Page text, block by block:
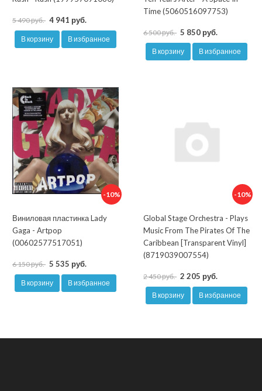
5 490 руб. 4 941 руб.
В корзину В избранное
Time (5060516097753)
6 500 руб. 5 850 руб.
В корзину В избранное
-10%
Виниловая пластинка Lady
Gaga - Artpop
(00602577517051)
6 150 руб. 5 535 руб.
В корзину В избранное
-10%
Global Stage Orchestra - Plays
Music From The Pirates Of The
Caribbean [Transparent Vinyl]
(8719039007554)
2 450 руб. 2 205 руб.
В корзину В избранное